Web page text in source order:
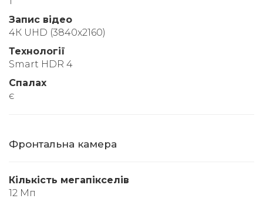
Запис відео
4К UHD (3840x2160)
Технології
Smart HDR 4
Спалах
є
Фронтальна камера
Кількість мегапікселів
12 Мп